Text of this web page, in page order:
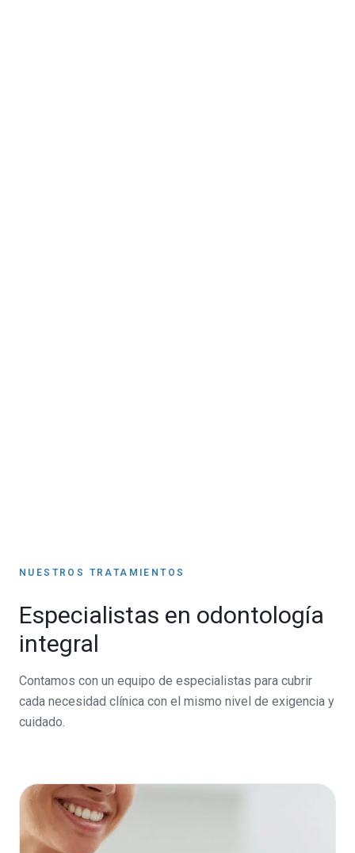
NUESTROS TRATAMIENTOS
Especialistas en odontología
integral
Contamos con un equipo de especialistas para cubrir
cada necesidad clínica con el mismo nivel de exigencia y
cuidado.